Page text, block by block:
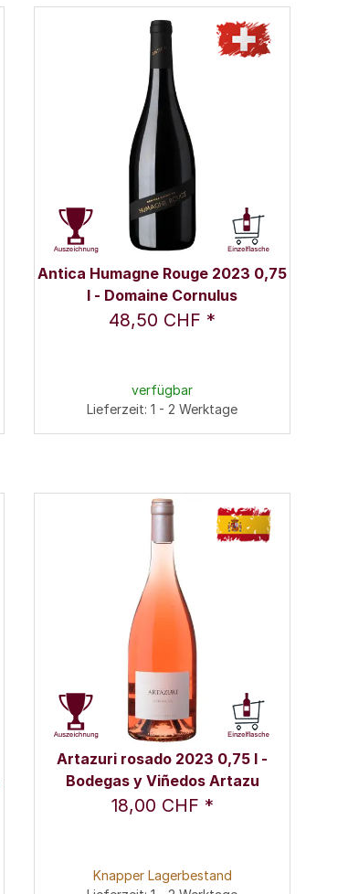
Antica Humagne Rouge 2023 0,75
l - Domaine Cornulus
48,50 CHF *
verfügbar
Lieferzeit: 1 - 2 Werktage
Artazuri rosado 2023 0,75 l -
Bodegas y Viñedos Artazu
18,00 CHF *
Knapper Lagerbestand